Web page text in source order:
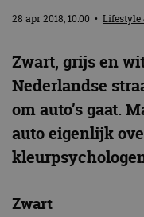
28 apr 2018, 10:00 • Lifestyle
Zwart, grijs en
Nederlandse
om auto’s gaat.
auto eigenlijk
Zwart